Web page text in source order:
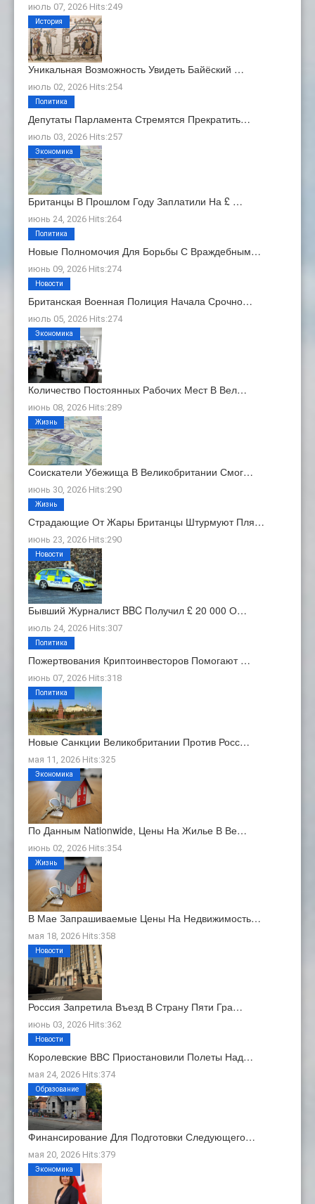
июль 07, 2026 Hits:249
Уникальная Возможность Увидеть Байёский …
июль 02, 2026 Hits:254
История
Депутаты Парламента Стремятся Прекратить…
июль 03, 2026 Hits:257
Политика
Британцы В Прошлом Году Заплатили На £ …
июнь 24, 2026 Hits:264
Экономика
Новые Полномочия Для Борьбы С Враждебным…
июнь 09, 2026 Hits:274
Политика
Британская Военная Полиция Начала Срочно…
июль 05, 2026 Hits:274
Новости
Количество Постоянных Рабочих Мест В Вел…
июнь 08, 2026 Hits:289
Экономика
Соискатели Убежища В Великобритании Смог…
июнь 30, 2026 Hits:290
Жизнь
Страдающие От Жары Британцы Штурмуют Пля…
июнь 23, 2026 Hits:290
Жизнь
Бывший Журналист BBC Получил £ 20 000 О…
июль 24, 2026 Hits:307
Новости
Пожертвования Криптоинвесторов Помогают …
июнь 07, 2026 Hits:318
Политика
Новые Санкции Великобритании Против Росс…
мая 11, 2026 Hits:325
Политика
По Данным Nationwide, Цены На Жилье В Ве…
июнь 02, 2026 Hits:354
Экономика
В Мае Запрашиваемые Цены На Недвижимость…
мая 18, 2026 Hits:358
Жизнь
Россия Запретила Въезд В Страну Пяти Гра…
июнь 03, 2026 Hits:362
Новости
Королевские ВВС Приостановили Полеты Над…
мая 24, 2026 Hits:374
Новости
Финансирование Для Подготовки Следующего…
мая 20, 2026 Hits:379
Образование
Экономика